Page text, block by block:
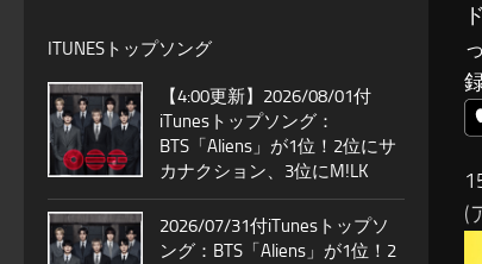
(
ITUNESトップソング
【4:00更新】2026/08/01付
iTunesトップソング：
BTS「Aliens」が1位！2位にサ
カナクション、3位にM!LK
2026/07/31付iTunesトップソ
ング：BTS「Aliens」が1位！2